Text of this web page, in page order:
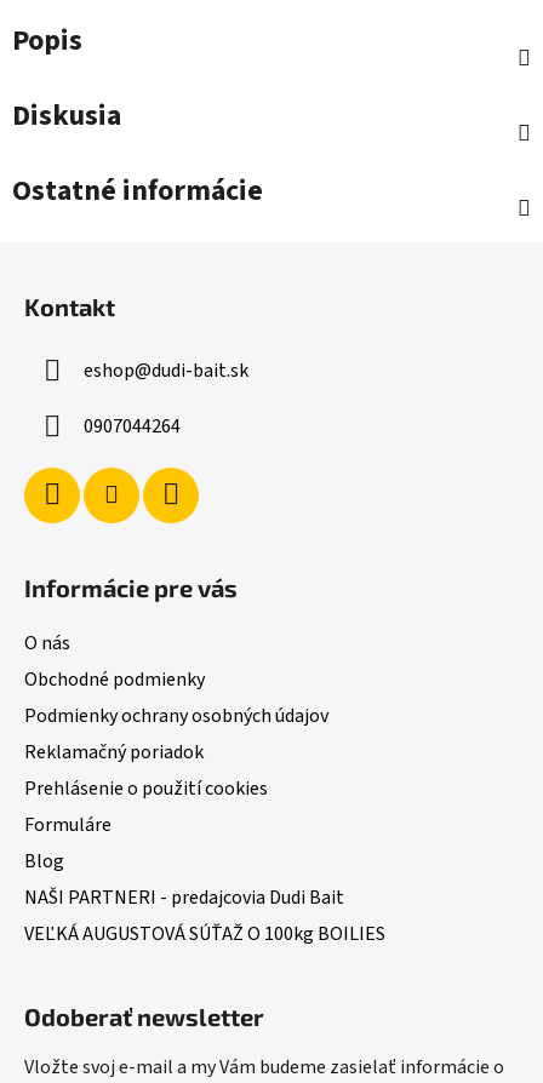
Popis
Diskusia
Ostatné informácie
Kontakt
eshop@dudi-bait.sk
0907044264
Informácie pre vás
O nás
Obchodné podmienky
Podmienky ochrany osobných údajov
Reklamačný poriadok
Prehlásenie o použití cookies
Formuláre
Blog
NAŠI PARTNERI - predajcovia Dudi Bait
VEĽKÁ AUGUSTOVÁ SÚŤAŽ O 100kg BOILIES
Odoberať newsletter
Vložte svoj e-mail a my Vám budeme zasielať informácie o